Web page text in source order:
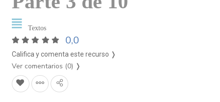
Textos
0,0
Califica y comenta este recurso ❭
Ver comentarios (0) ❭